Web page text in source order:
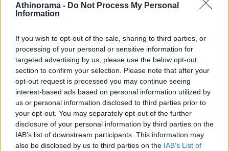
Athinorama - Do Not Process My Personal
Information
If you wish to opt-out of the sale, sharing to third parties, or
processing of your personal or sensitive information for
targeted advertising by us, please use the below opt-out
section to confirm your selection. Please note that after your
opt-out request is processed you may continue seeing
interest-based ads based on personal information utilized by
us or personal information disclosed to third parties prior to
your opt-out. You may separately opt-out of the further
disclosure of your personal information by third parties on the
IAB’s list of downstream participants. This information may
also be disclosed by us to third parties on the IAB’s List of
Οικιακή δικτύωση Multi-
Gigabit: με εξοπλισμό TP-
Link απ' άκρη σ' άκρη
Fast and Furious
Crossroads: αντί να
παρακολουθείς, παίξε!